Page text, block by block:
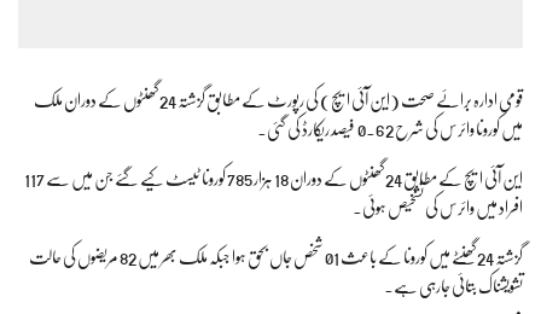
قومی ادارہ برائے صحت (این آئی ایچ) کی رپورٹ کے مطابق گزشتہ 24 گھنٹوں کے دوران ملک
میں کورونا وائرس کی شرح 0.62 فیصد ریکارڈ کی گئی۔
این آئی ایچ کے مطابق 24 گھنٹوں کے دوران 18 ہزار 785 کورونا ٹیسٹ کیے گئے جن میں سے 117
افراد میں وائرس کی تشخیص ہوئی۔
گزشتہ 24 گھنٹے میں کورونا کے باعث 01 شخص جاں بحق ہوا جبکہ ملک بھر میں 82 مریضوں کی حالت
تشویشناک بتائی جارہی ہے۔